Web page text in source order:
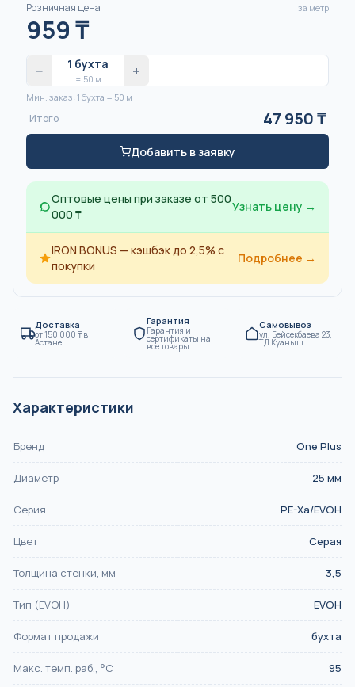
Розничная цена за метр
959₸
− 1 бухта
= 50 м +
Мин. заказ: 1 бухта = 50 м
Итого 47 950₸
Добавить в заявку
Оптовые цены при заказе от 500
000 ₸
Узнать цену →
IRON BONUS — кэшбэк до 2,5% с
покупки
Подробнее →
Доставка
от150 000 ₸в
Астане
Гарантия
Гарантия и
сертификаты на
все товары
Самовывоз
ул. Бейсекбаева 23,
ТД Куаныш
Характеристики
Бренд One Plus
Диаметр 25 мм
Серия PE-Xa/EVOH
Цвет Серая
Толщина стенки, мм 3,5
Тип (EVOH) EVOH
Формат продажи бухта
Макс. темп. раб., °С 95